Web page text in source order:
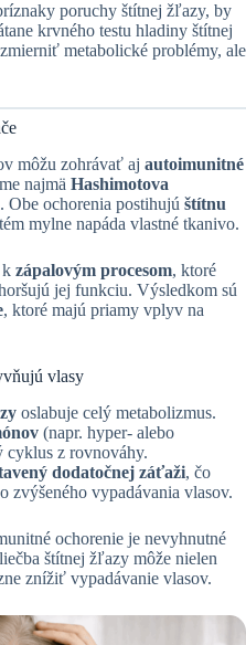
poruchy štítnej žľazy, by
krvného testu hladiny štítnej
metabolické problémy, ale
môžu zohrávať aj autoimunitné
najmä Hashimotova
. Obe ochorenia postihujú štítnu
mylne napáda vlastné tkanivo.
k zápalovým procesom, ktoré
jej funkciu. Výsledkom sú
, ktoré majú priamy vplyv na
vlasy
oslabuje celý metabolizmus.
(napr. hyper- alebo
z rovnováhy.
dodatočnej záťaži, čo
zvýšeného vypadávania vlasov.
ochorenie je nevyhnutné
štítnej žľazy môže nielen
znížiť vypadávanie vlasov.